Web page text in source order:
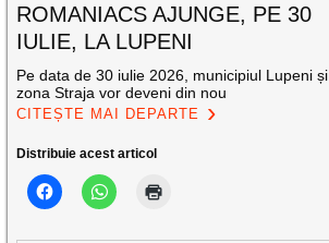
ROMANIACS AJUNGE, PE 30
IULIE, LA LUPENI
Pe data de 30 iulie 2026, municipiul Lupeni și
zona Straja vor deveni din nou
CITEȘTE MAI DEPARTE
Distribuie acest articol